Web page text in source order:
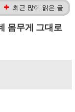
최근 많이 읽은 글
몸무게 그대로